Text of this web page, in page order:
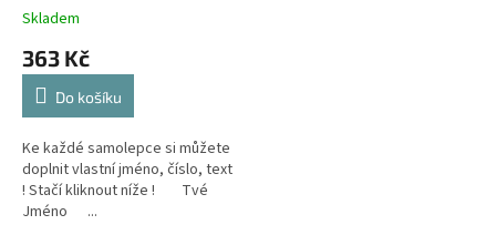
Skladem
363 Kč
Do košíku
Ke každé samolepce si můžete
doplnit vlastní jméno, číslo, text
! Stačí kliknout níže ! Tvé
Jméno ...